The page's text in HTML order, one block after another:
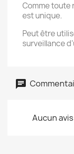
Comme toute
est unique.
Peut être
surveillance
Aucun